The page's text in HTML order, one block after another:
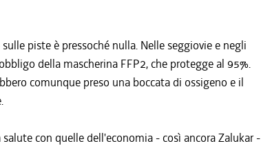
piste è pressoché nulla. Nelle seggiovie e negli
della mascherina FFP2, che protegge al 95%.
comunque preso una boccata di ossigeno e il
con quelle dell'economia - così ancora Zalukar -